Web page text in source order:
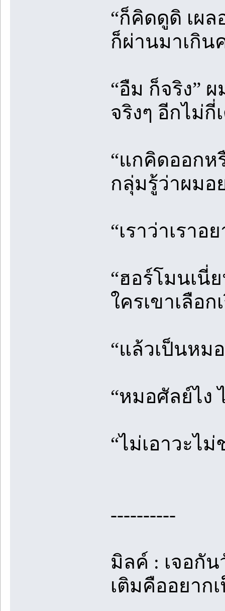
“ก็คิดดูดิ เผ
ก็ผ่านมาเกิน
“อืม ก็จริง”
จริงๆ อีกไม่
“แกคิดออกห
กลุ่มรู้ว่าผมอ
“เราว่าเราอ
“ฮอร์โมนเนี่
ใครเขาเลือ
“แล้วเป็นหม
“หมอศัลย์ไง
“ไม่เอาวะไ
----------
มิลค์ : เจอกั
เติมคืออยาก